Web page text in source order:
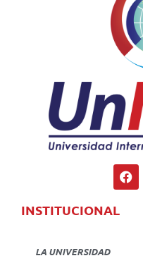
INSTITUCIONAL
LA UNIVERSIDAD